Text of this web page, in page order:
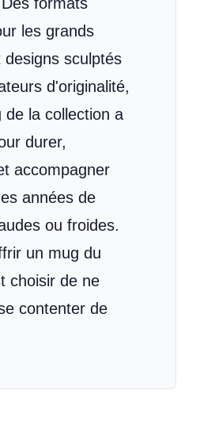
les grands
designs sculptés
d'originalité,
de la collection a
durer,
accompagner
années de
ou froides.
un mug du
choisir de ne
contenter de